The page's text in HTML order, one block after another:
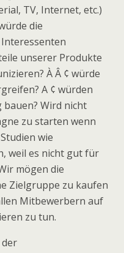
TV, Internet, etc.)
die
unserer Produkte
À Â ¢ würde
A ¢ würden
Wird nicht
zu starten wenn
wie
weil es nicht gut für
mögen die
Zielgruppe zu kaufen
Mitbewerbern auf
zu tun.